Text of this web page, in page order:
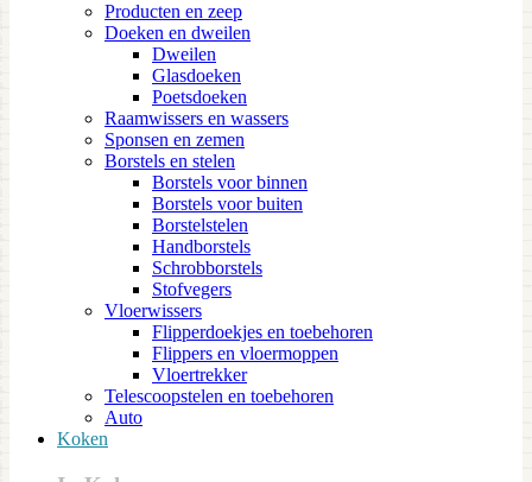
Producten en zeep
Doeken en dweilen
Dweilen
Glasdoeken
Poetsdoeken
Raamwissers en wassers
Sponsen en zemen
Borstels en stelen
Borstels voor binnen
Borstels voor buiten
Borstelstelen
Handborstels
Schrobborstels
Stofvegers
Vloerwissers
Flipperdoekjes en toebehoren
Flippers en vloermoppen
Vloertrekker
Telescoopstelen en toebehoren
Auto
Koken